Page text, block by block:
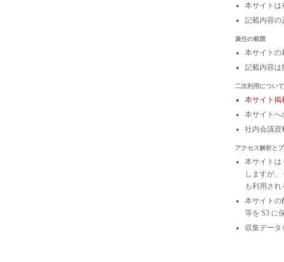
本サイトは
記載内容の
責任の範囲
本サイトの
記載内容は
二次利用について
本サイト掲
本サイトへ
社内会議資
アクセス解析と
本サイトは
しますが
も利用され
本サイトの
等を S3 に
収集データ